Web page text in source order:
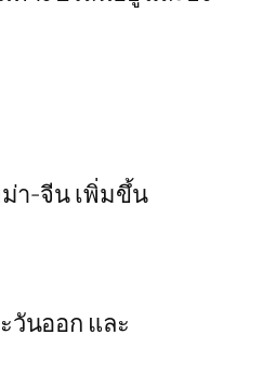
ม่า-จีน เพิ่มขึ้น
วันออก และ